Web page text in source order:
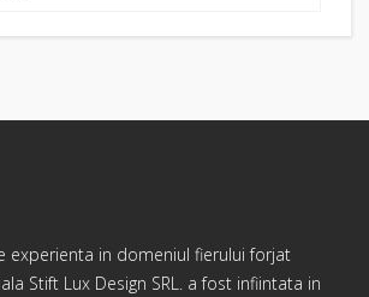
experienta in domeniul fierului forjat
Stift Lux Design SRL. a fost infiintata in